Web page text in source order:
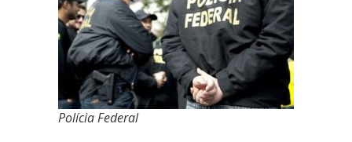
Polícia Federal